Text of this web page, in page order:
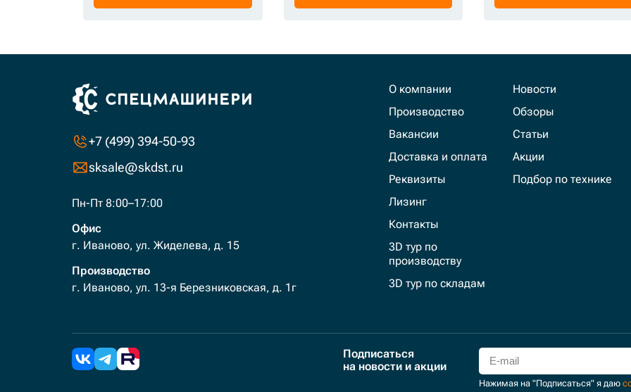
+7 (499) 394-50-93
sksale@skdst.ru
Пн-Пт 8:00–17:00
Офис
г. Иваново, ул. Жиделева, д. 15
Производство
г. Иваново, ул. 13-я Березниковская, д. 1г
О компании
Производство
Вакансии
Доставка и оплата
Реквизиты
Лизинг
Контакты
3D тур по
производству
3D тур по складам
Новости
Обзоры
Статьи
Акции
Подбор по технике
Подписаться
на новости и акции
Нажимая на "Подписаться" я даю